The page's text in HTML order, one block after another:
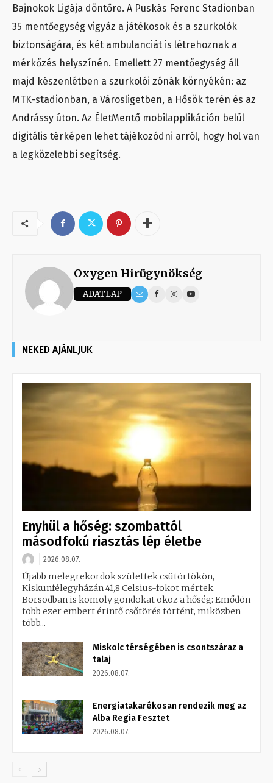
Bajnokok Ligája döntőre. A Puskás Ferenc Stadionban
35 mentőegység vigyáz a játékosok és a szurkolók
biztonságára, és két ambulanciát is létrehoznak a
mérkőzés helyszínén. Emellett 27 mentőegység áll
majd készenlétben a szurkolói zónák környékén: az
MTK-stadionban, a Városligetben, a Hősök terén és az
Andrássy úton. Az ÉletMentő mobilapplikáción belül
digitális térképen lehet tájékozódni arról, hogy hol van
a legközelebbi segítség.
Oxygen Hirügynökség
ADATLAP
NEKED AJÁNLJUK
Enyhül a hőség: szombattól
másodfokú riasztás lép életbe
2026.08.07.
Újabb melegrekordok születtek csütörtökön,
Kiskunfélegyházán 41,8 Celsius-fokot mértek.
Borsodban is komoly gondokat okoz a hőség: Emődön
több ezer embert érintő csőtörés történt, miközben
több...
Miskolc térségében is csontszáraz a
talaj
2026.08.07.
Energiatakarékosan rendezik meg az
Alba Regia Fesztet
2026.08.07.